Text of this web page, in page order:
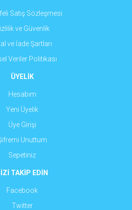
Satış Sözleşmesi
ve Güvenlik
ve İade Şartları
Veriler Politikası
ÜYELİK
Hesabım
Yeni Üyelik
Üye Girişi
Unuttum
Sepetiniz
TAKİP EDİN
Facebook
Twitter